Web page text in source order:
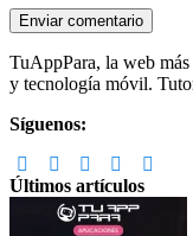
Footer
TuAppPara, la web
y tecnología móvil.
Síguenos:
Últimos artículos